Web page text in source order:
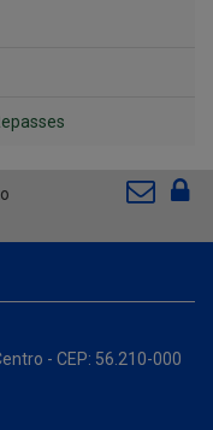
- CEP: 56.210-000